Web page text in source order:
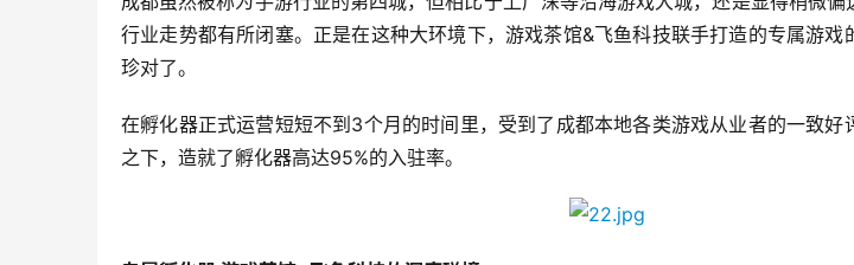
行业走势都有所闭塞。正是在这种大环境下，游戏茶馆&飞鱼科技联手打造的专属游戏
珍对了。
在孵化器正式运营短短不到3个月的时间里，受到了成都本地各类游戏从业者的一致好
之下，造就了孵化器高达95%的入驻率。